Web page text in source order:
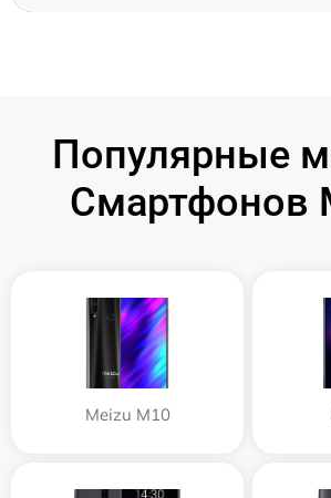
Популярные
Смартфонов
Meizu M10